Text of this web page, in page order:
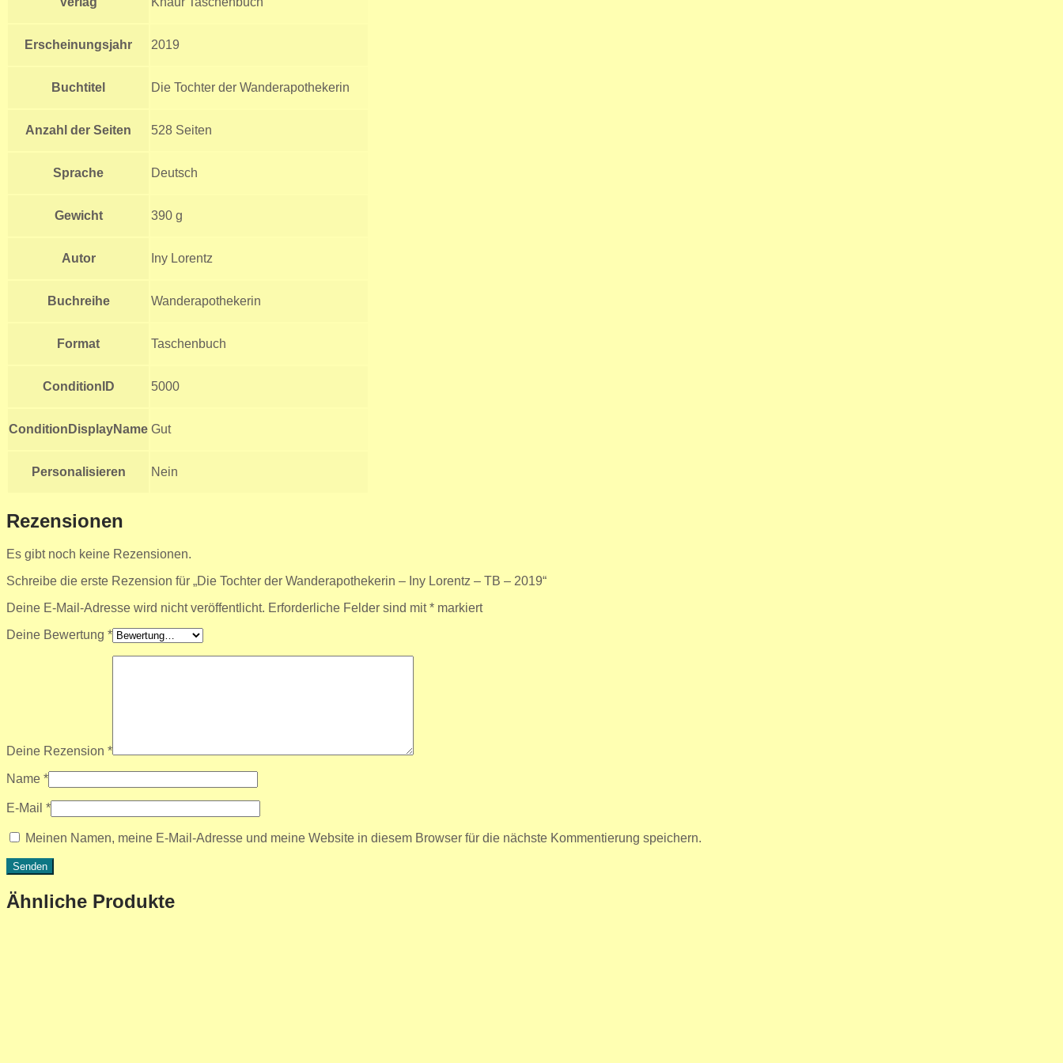
Erscheinungsjahr 2019
Buchtitel Die Tochter der Wanderapothekerin
Anzahl der Seiten 528 Seiten
Sprache Deutsch
Gewicht 390 g
Autor Iny Lorentz
Buchreihe Wanderapothekerin
Format Taschenbuch
ConditionID 5000
ConditionDisplayName Gut
Personalisieren Nein
Rezensionen
Es gibt noch keine Rezensionen.
Schreibe die erste Rezension für „Die Tochter der Wanderapothekerin – Iny Lorentz – TB – 2019“
Deine E-Mail-Adresse wird nicht veröffentlicht. Erforderliche Felder sind mit* markiert
Deine Bewertung *
Deine Rezension *
Name *
E-Mail *
Meinen Namen, meine E-Mail-Adresse und meine Website in diesem Browser für die nächste Kommentierung speichern.
Ähnliche Produkte